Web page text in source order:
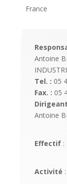
France
Antoine
Tel. : 05
Fax. : 05
Antoine
Effectif:
Activité